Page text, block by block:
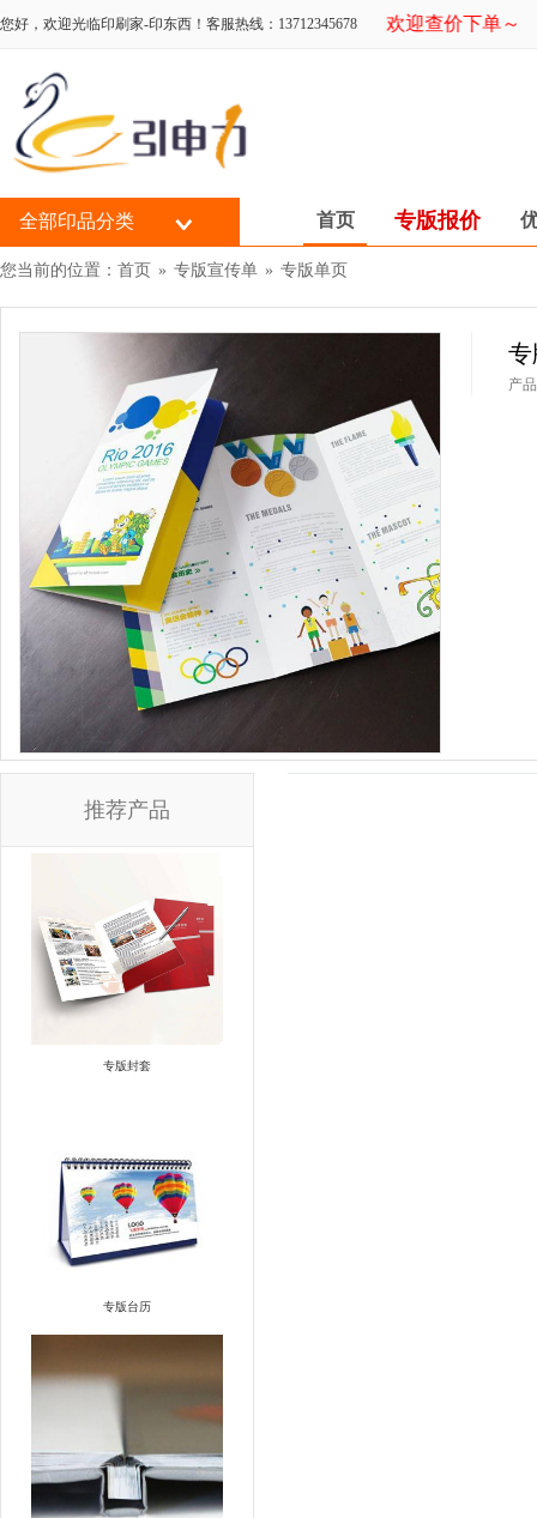
您好，欢迎光临印刷家-印东西！客服热线：13712345678新系统上线，欢迎查价下单～
全部印品分类 首页 专版报价
您当前的位置： 首页 » 专版宣传单 » 专版单页
专
产
推荐产品
专版封套
专版台历